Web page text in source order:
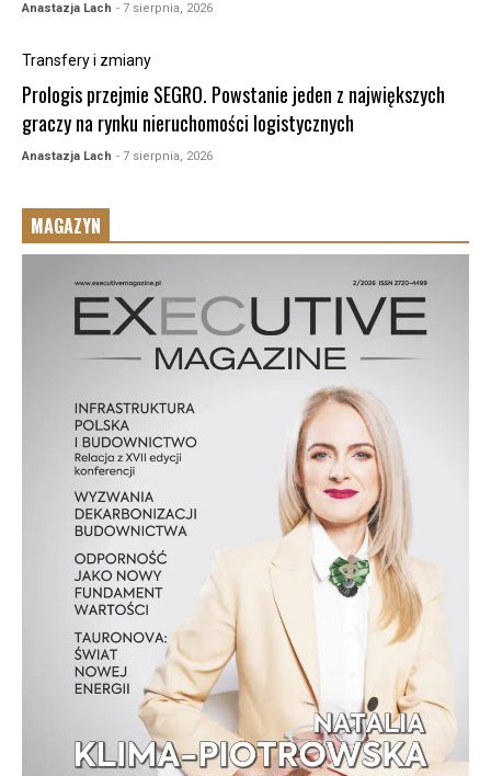
Anastazja Lach - 7 sierpnia, 2026
Transfery i zmiany
Prologis przejmie SEGRO. Powstanie jeden z największych
graczy na rynku nieruchomości logistycznych
Anastazja Lach - 7 sierpnia, 2026
MAGAZYN